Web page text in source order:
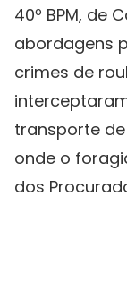
40º BPM, de
abordagens
crimes de
transporte
onde o
dos